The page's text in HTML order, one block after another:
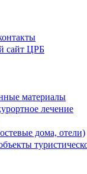
сайт ЦРБ
материалы
лечение
дома, отели)